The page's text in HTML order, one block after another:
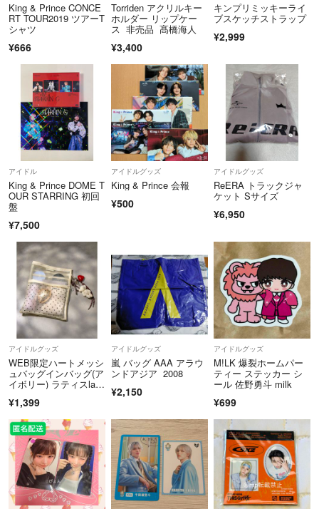
King & Prince CONCE
RT TOUR2019 ツアーT
シャツ
¥666
Torriden アクリルキー
ホルダー リップケー
ス 非売品 髙橋海人
¥3,400
キンプリミッキーライ
ブスケッチストラップ
¥2,999
アイドル
King & Prince DOME T
OUR STARRING 初回
盤
¥7,500
アイドルグッズ
King & Prince 会報
¥500
アイドルグッズ
ReERA トラックジャ
ケット Sサイズ
¥6,950
アイドルグッズ
WEB限定ハートメッシ
ュバッグインバッグ(ア
イボリー) ラティスlatti
¥1,399
アイドルグッズ
嵐 バッグ AAA アラウ
ンドアジア 2008
¥2,150
アイドルグッズ
M!LK 爆裂ホームパー
ティー ステッカー シ
ール 佐野勇斗 milk
¥699